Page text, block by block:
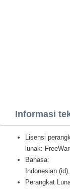
Informasi
Lisensi
lunak:
Bahasa:
Indonesian
Perangkat